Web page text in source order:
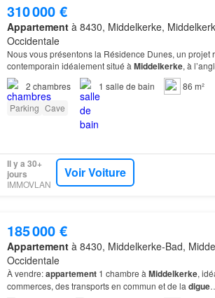
310 000 €
Appartementà 8430, Middelkerke,
Occidentale
Nous vous présentons la Résidence Dunes, un projet
contemporain idéalement situé à Middelkerke, à
appartement de deux chambres est situé au rez-de-c…
2 chambres 1 salle de bain
86 m²
Parking Cave
Il y a 30+
jours
IMMOVLAN
Voir Voiture
185 000 €
Appartementà 8430, Middelkerke-Bad,
Occidentale
À vendre:appartement1 chambre à Middelkerke,
commerces, des transports en commun et de la digue